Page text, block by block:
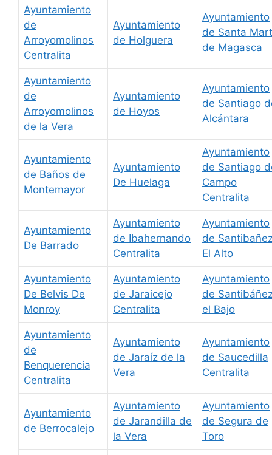
Ayuntamiento
de
Arroyomolinos
Centralita
Ayuntamiento
de Holguera
Ayuntamiento
de Santa
de Magasca
Ayuntamiento
de
Arroyomolinos
de la Vera
Ayuntamiento
de Hoyos
Ayuntamiento
de Santiago
Alcántara
Ayuntamiento
de Baños de
Montemayor
Ayuntamiento
De Huelaga
Ayuntamiento
de Santiago
Campo
Centralita
Ayuntamiento
De Barrado
Ayuntamiento
de Ibahernando
Centralita
Ayuntamiento
de
El Alto
Ayuntamiento
De Belvis De
Monroy
Ayuntamiento
de Jaraicejo
Centralita
Ayuntamiento
de
el Bajo
Ayuntamiento
de
Benquerencia
Centralita
Ayuntamiento
de Jaraíz de la
Vera
Ayuntamiento
de Saucedilla
Centralita
Ayuntamiento
de Berrocalejo
Ayuntamiento
de Jarandilla de
la Vera
Ayuntamiento
de Segura de
Toro